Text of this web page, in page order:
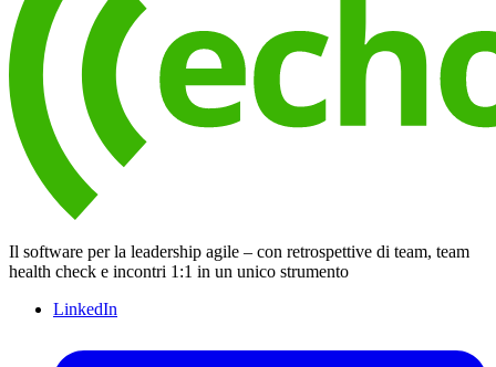
Il software per la leadership agile – con retrospettive di team, team
health check e incontri 1:1 in un unico strumento
LinkedIn